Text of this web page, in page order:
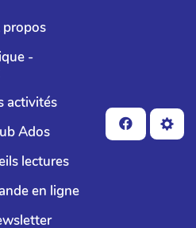
propos
-
activités
Ados
lectures
en ligne